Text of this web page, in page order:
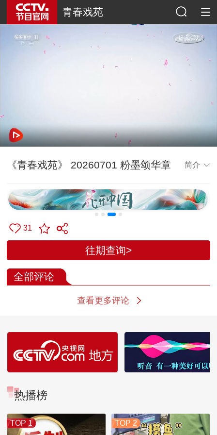
青春戏苑
《青春戏苑》 20260701 粉墨颂华章 简介
31
往期查询>
全部评论
查看更多评论
热播榜
TOP 1 TOP 2